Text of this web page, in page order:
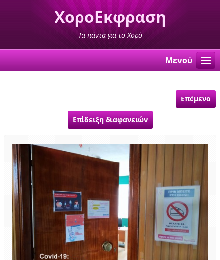
ΧοροΕκφραση
Τα πάντα για το Χορό
Μενού
Επόμενο
Επίδειξη διαφανειών